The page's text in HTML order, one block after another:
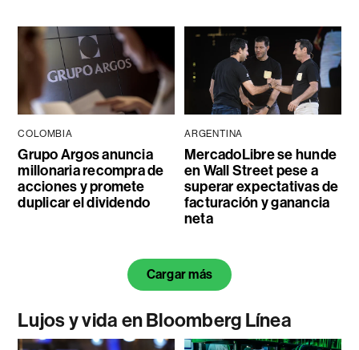
COLOMBIA
Grupo Argos anuncia
millonaria recompra de
acciones y promete
duplicar el dividendo
ARGENTINA
MercadoLibre se hunde
en Wall Street pese a
superar expectativas de
facturación y ganancia
neta
Cargar más
Lujos y vida en Bloomberg Línea